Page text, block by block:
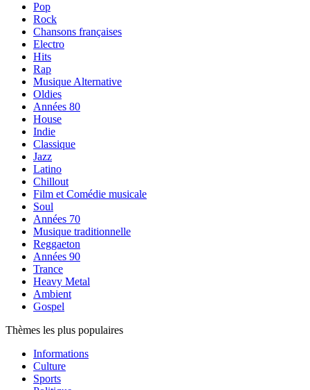
Pop
Rock
Chansons françaises
Electro
Hits
Rap
Musique Alternative
Oldies
Années 80
House
Indie
Classique
Jazz
Latino
Chillout
Film et Comédie musicale
Soul
Années 70
Musique traditionnelle
Reggaeton
Années 90
Trance
Heavy Metal
Ambient
Gospel
Thèmes les plus populaires
Informations
Culture
Sports